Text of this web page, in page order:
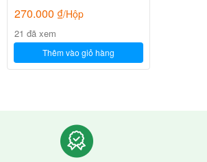
270.000 ₫/Hộp
21 đã xem
Thêm vào giỏ hàng